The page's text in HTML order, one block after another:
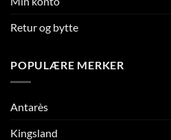
Retur og bytte
POPULÆRE MERKER
Antarès
Kingsland